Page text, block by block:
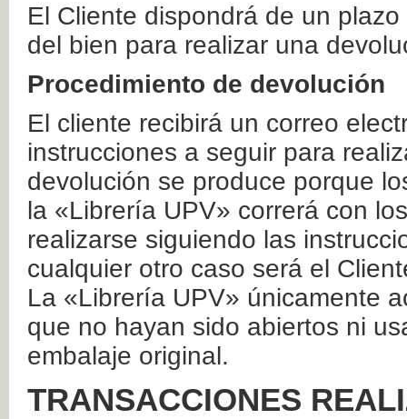
El Cliente dispondrá de un
del bien para realizar una
Procedimiento de devolución
El cliente recibirá un correo
instrucciones a seguir para
devolución se produce porque
la «Librería UPV» correrá con
realizarse siguiendo las
cualquier otro caso será el
La «Librería UPV» únicamente
que no hayan sido abiertos ni
embalaje original.
TRANSACCIONES